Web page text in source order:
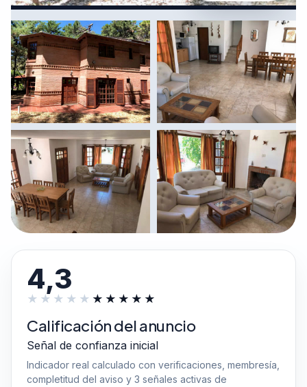
4,3
Calificación del anuncio
Señal de confianza inicial
Indicador real calculado con verificaciones, membresía,
completitud del aviso y 3 señales activas de